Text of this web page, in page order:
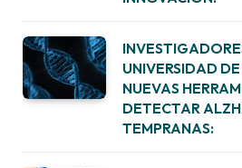
UNIVERSIDAD
NUEVAS
DETECTAR
TEMPRANAS: